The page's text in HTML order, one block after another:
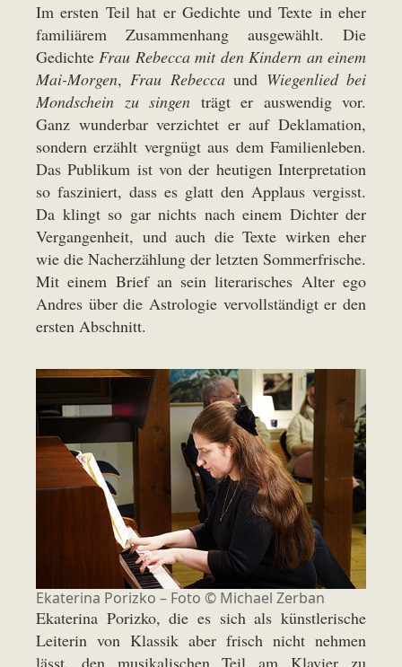
Im ersten Teil hat er Gedichte und Texte in eher
familiärem Zusammenhang ausgewählt. Die
GedichteFrau Rebecca mit den Kindern an einem
Mai-Morgen,Frau Rebeccaund Wiegenlied bei
Mondschein zu singen trägt er auswendig vor.
Ganz wunderbar verzichtet er auf Deklamation,
sondern erzählt vergnügt aus dem Familienleben.
Das Publikum ist von der heutigen Interpretation
so fasziniert, dass es glatt den Applaus vergisst.
Da klingt so gar nichts nach einem Dichter der
Vergangenheit, und auch die Texte wirken eher
wie die Nacherzählung der letzten Sommerfrische.
Mit einem Brief an sein literarisches Alter ego
Andres über die Astrologie vervollständigt er den
ersten Abschnitt.
Ekaterina Porizko – Foto © Michael Zerban
Ekaterina Porizko, die es sich als künstlerische
Leiterin von Klassik aber frisch nicht nehmen